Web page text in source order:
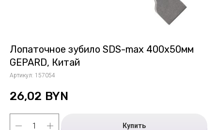
Лопаточное зубило SDS-max 400х50мм
GEPARD, Китай
Артикул: 157054
26,02 BYN
Купить